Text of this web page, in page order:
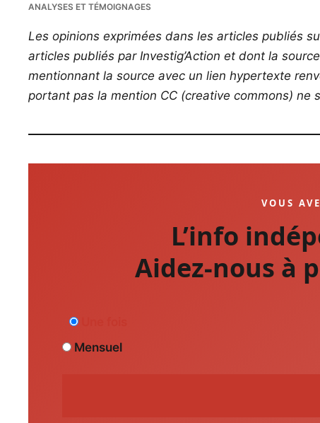
ANALYSES ET TÉMOIGNAGES
Les opinions exprimées dans les articles publiés
articles publiés par Investig’Action et dont la
mentionnant la source avec un lien hypertexte
portant pas la mention CC (creative commons) ne
VOUS
L’info
Aidez-nous à
Mensuel